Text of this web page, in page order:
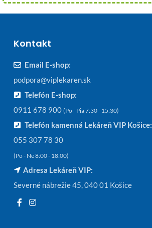
Kontakt
Email E-shop:
podpora@viplekaren.sk
Telefón E-shop:
0911 678 900 (Po - Pia 7:30 - 15:30)
Telefón kamenná Lekáreň VIP Košice:
055 307 78 30
(Po - Ne 8:00 - 18:00)
Adresa Lekáreň VIP:
Severné nábrežie 45, 040 01 Košice